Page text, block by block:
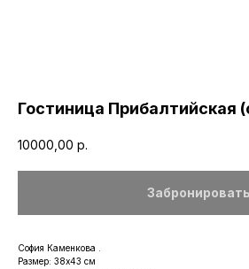
Гостиница Прибалтийская
10000,00 р.
Забронировать
София Каменкова .
Размер: 38х43 см